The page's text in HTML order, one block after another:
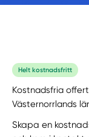
Helt kostnadsfritt
Kostnadsfria
Västernorrlands
Skapa en